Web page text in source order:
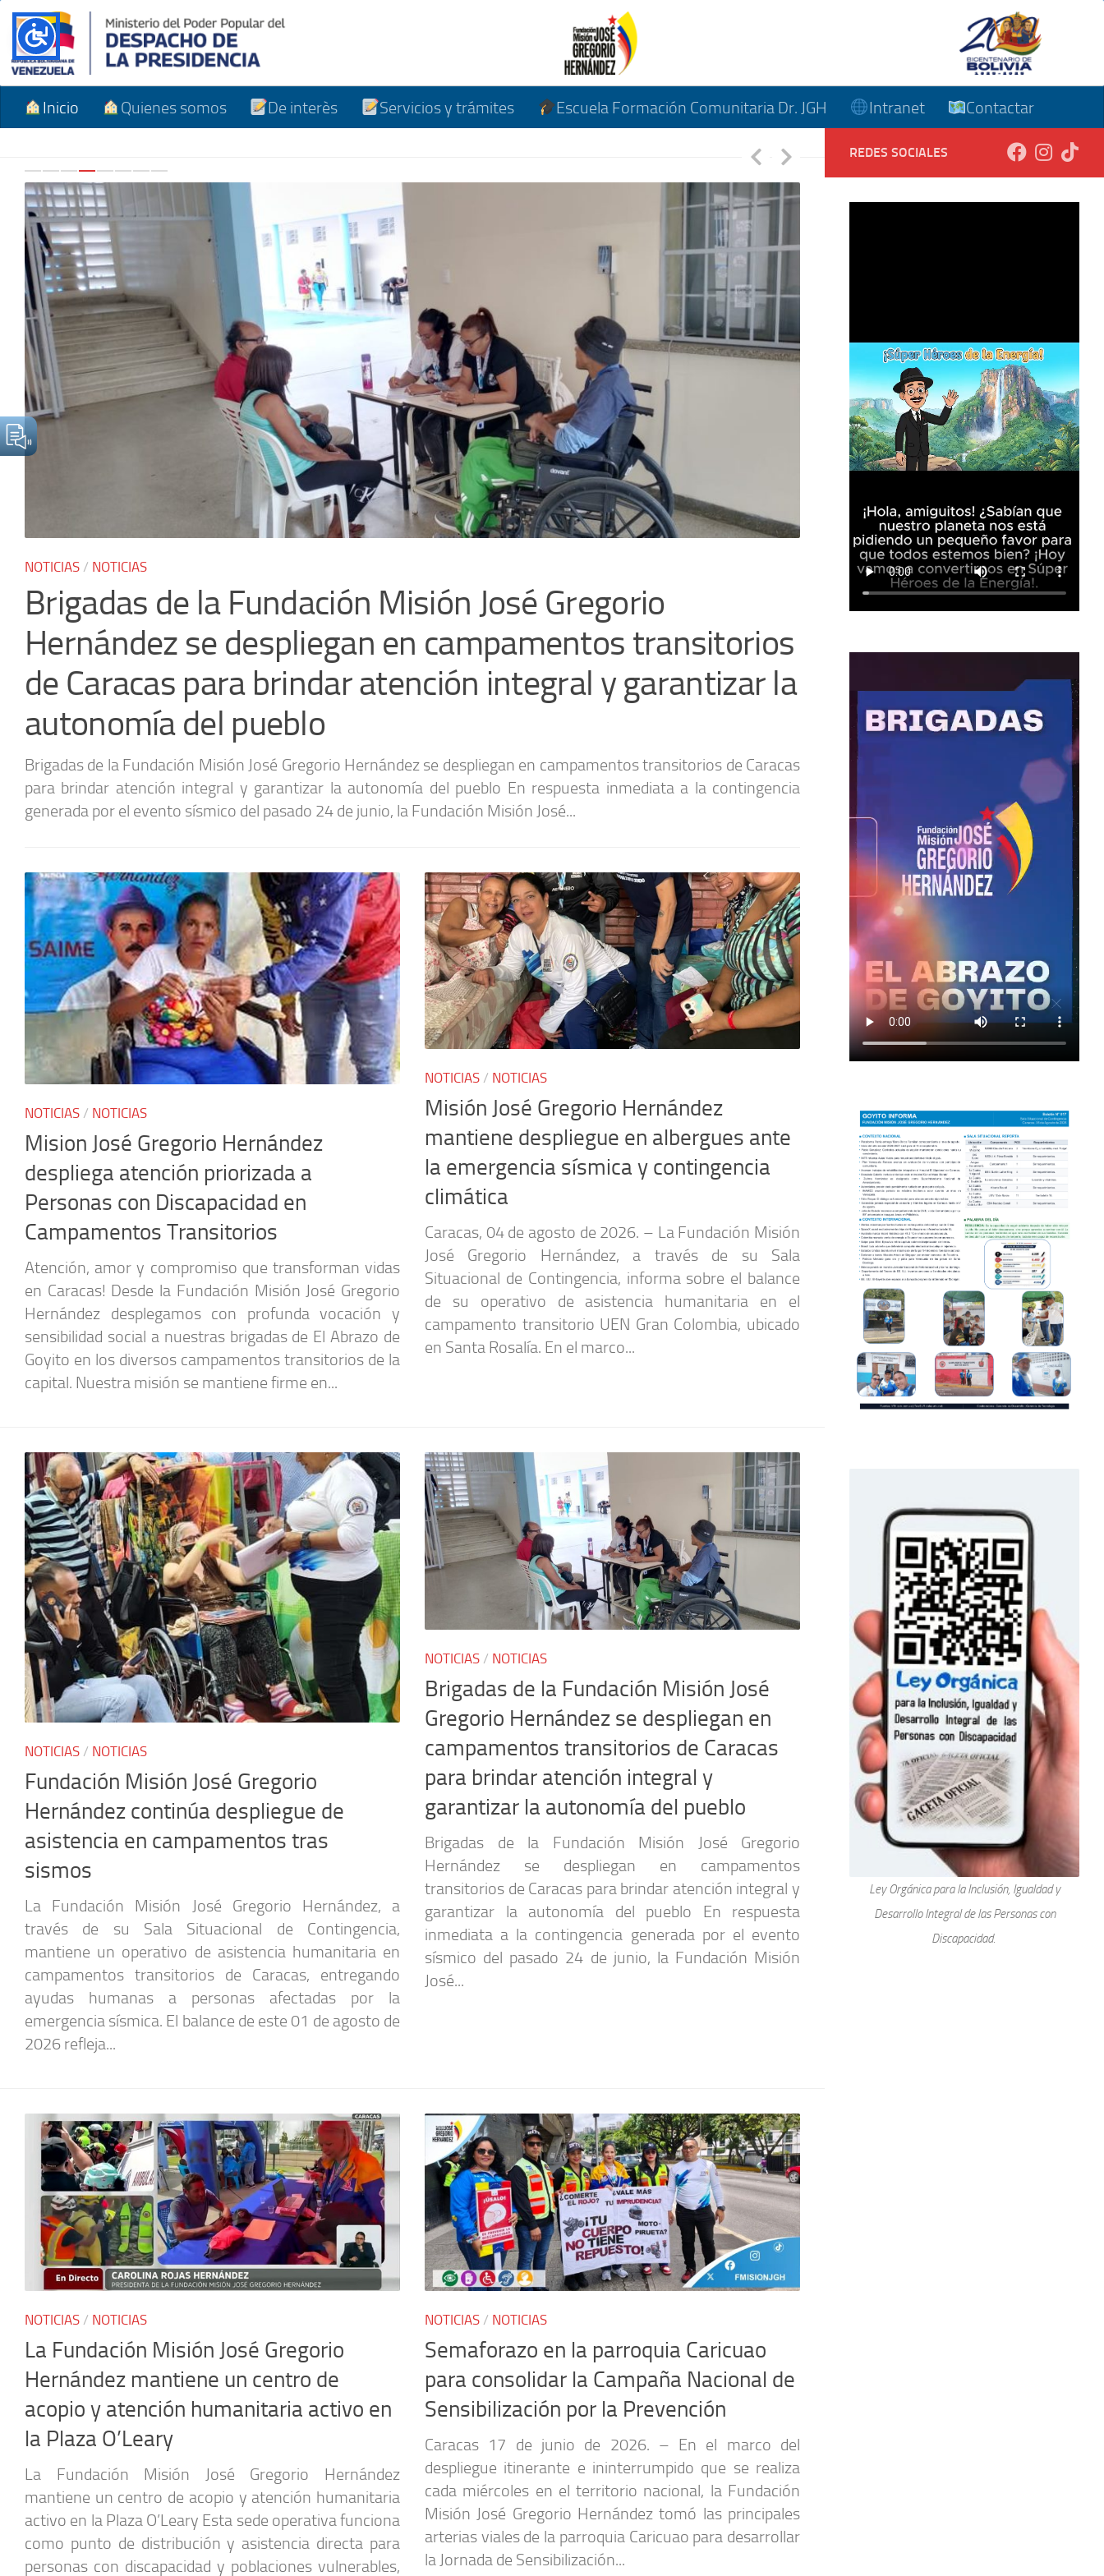
Skip to content
Inicio Quienes somos De interès Servicios y trámites Escuela Formación Comunitaria Dr. JGH Intranet Contactar
NOTICIAS / NOTICIAS
Brigadas de la Fundación Misión José Gregorio
Hernández se despliegan en campamentos transitorios
de Caracas para brindar atención integral y garantizar la
autonomía del pueblo
Brigadas de la Fundación Misión José Gregorio Hernández se despliegan en campamentos transitorios de Caracas
para brindar atención integral y garantizar la autonomía del pueblo En respuesta inmediata a la contingencia
generada por el evento sísmico del pasado 24 de junio, la Fundación Misión José...
/NOTICIAS
La Fundación
mantiene un centro
activo en la Plaza
La Fundación Misión José Gregorio
Plaza O’Leary Esta sede operativa
discapacidad y poblaciones vulnerables,
NOTICIAS / NOTICIAS
Mision José Gregorio Hernández
despliega atención priorizada a
Personas con Discapacidad en
Campamentos Transitorios
Atención, amor y compromiso que transforman vidas
en Caracas! Desde la Fundación Misión José Gregorio
Hernández desplegamos con profunda vocación y
sensibilidad social a nuestras brigadas de El Abrazo de
Goyito en los diversos campamentos transitorios de la
capital. Nuestra misión se mantiene firme en...
NOTICIAS / NOTICIAS
Misión José Gregorio Hernández
mantiene despliegue en albergues ante
la emergencia sísmica y contingencia
climática
Caracas, 04 de agosto de 2026. – La Fundación Misión
José Gregorio Hernández, a través de su Sala
Situacional de Contingencia, informa sobre el balance
de su operativo de asistencia humanitaria en el
campamento transitorio UEN Gran Colombia, ubicado
en Santa Rosalía. En el marco...
NOTICIAS / NOTICIAS
Fundación Misión José Gregorio
Hernández continúa despliegue de
asistencia en campamentos tras
sismos
La Fundación Misión José Gregorio Hernández, a
través de su Sala Situacional de Contingencia,
mantiene un operativo de asistencia humanitaria en
campamentos transitorios de Caracas, entregando
ayudas humanas a personas afectadas por la
emergencia sísmica. El balance de este 01 de agosto de
2026 refleja...
NOTICIAS / NOTICIAS
Brigadas de la Fundación Misión José
Gregorio Hernández se despliegan en
campamentos transitorios de Caracas
para brindar atención integral y
garantizar la autonomía del pueblo
Brigadas de la Fundación Misión José Gregorio
Hernández se despliegan en campamentos
transitorios de Caracas para brindar atención integral y
garantizar la autonomía del pueblo En respuesta
inmediata a la contingencia generada por el evento
sísmico del pasado 24 de junio, la Fundación Misión
José...
NOTICIAS / NOTICIAS
La Fundación Misión José Gregorio
Hernández mantiene un centro de
acopio y atención humanitaria activo en
la Plaza O’Leary
La Fundación Misión José Gregorio Hernández
mantiene un centro de acopio y atención humanitaria
activo en la Plaza O’Leary Esta sede operativa funciona
como punto de distribución y asistencia directa para
personas con discapacidad y poblaciones vulnerables,
NOTICIAS / NOTICIAS
Semaforazo en la parroquia Caricuao
para consolidar la Campaña Nacional de
Sensibilización por la Prevención
Caracas 17 de junio de 2026. – En el marco del
despliegue itinerante e ininterrumpido que se realiza
cada miércoles en el territorio nacional, la Fundación
Misión José Gregorio Hernández tomó las principales
arterias viales de la parroquia Caricuao para desarrollar
la Jornada de Sensibilización...
REDES SOCIALES
Ley Orgánica para la Inclusión, Igualdad y
Desarrollo Integral de las Personas con
Discapacidad.